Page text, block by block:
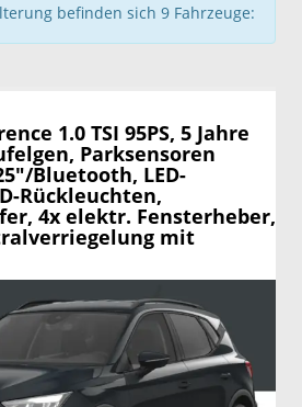
befinden sich 9 Fahrzeuge:
1.0 TSI 95PS, 5 Jahre
Parksensoren
Bluetooth, LED-
Rückleuchten,
4x elektr. Fensterheber,
mit